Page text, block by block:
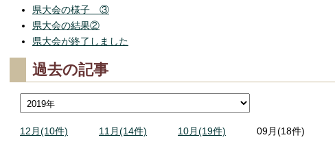
県大会の様子 ③
県大会の結果②
県大会が終了しました
過去の記事
12月(10件) 11月(14件) 10月(19件) 09月(18件)